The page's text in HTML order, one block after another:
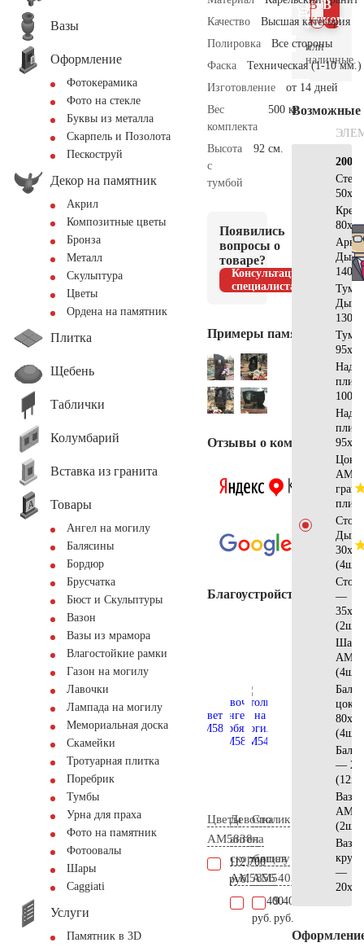
Вазы
Оформление
Фотокерамика
Фото на стекле
Буквы из металла
Скарпель и Позолота
Пескоструй
Декор на памятник
Акрил
Композитные цветы
Бронза
Металл
Скульптура
Цветы
Ордена на памятник
Плитка
Щебень
Таблички
Колумбарий
Вставка из гранита
Товары
Ангел на могилу
Балясины
Бордюр
Брусчатка
Бюст и Скульптуры
Вазон
Вазы из мрамора
Влагостойкие рамки
Газон на могилу
Лавочки
Лампада на могилу
Мемориальная доска
Скамейки
Тротуарная плитка
Поребрик
Тумбы
Урна для праха
Фото на памятник
Фотоовалы
Шары
Сaggiati
Услуги
Памятник в 3D
Качество
Высшая категория
Полировка
Все стороны
Фаска
Техническая (1-10 мм.)
Изготовление
от 14 дней
Вес
комплекта
500 кг.
Высота
с
тумбой
92 см.
Появились
вопросы о
товаре?
Консультация
специалиста
Примеры памятников
Отзывы о компании
Благоустройство
Цветы
AM5838
112.700
руб.
Девочка
ангел
скорбящая
AM5856
31.400
руб.
Столик
на
могилу
AM5403
9.400
руб.
В
В 1
клик
или
наличные.
Возможные
Арка
Дым
Дым
Дым
(4шт)
—
(2шт)
Шары
(4шт)
Балка
(4шт)
—
Ваза
(2шт)
Ваза
—